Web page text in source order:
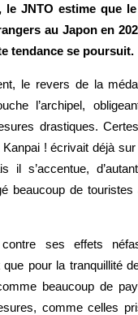
le JNTO estime que
au Japon en
tendance se poursuit.
le revers de la
l’archipel,
drastiques.
! écrivait déjà
il s’accentue,
beaucoup de
ses effets
que pour la tranquillité
beaucoup de
comme celles